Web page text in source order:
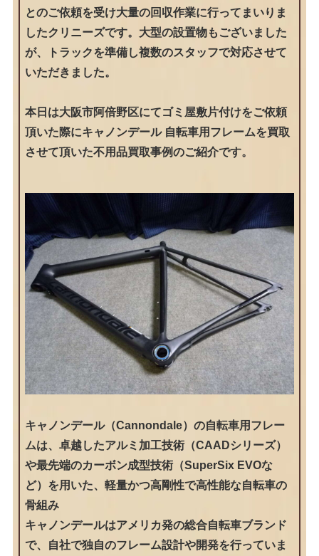
とのご依頼を受け大量の回収作業に行ってまいりま
したクリニーズです。大型の設置物もございました
が、トラックを準備し複数のスタッフで対応させて
いただきました。
本日は大阪市阿倍野区にてゴミ屋敷片付けをご依頼
頂いた際にキャノンデール 自転車用フレームを買取
させて頂いた不用品買取事例のご紹介です。
キャノンデール（Cannondale）の自転車用フレー
ムは、卓越したアルミ加工技術（CAADシリーズ）
や最先端のカーボン成型技術（SuperSix EVOな
ど）を用いた、軽量かつ高剛性で高性能な自転車の
骨組み
キャノンデールはアメリカ発の総合自転車ブランド
で、自社で独自のフレーム設計や開発を行っていま